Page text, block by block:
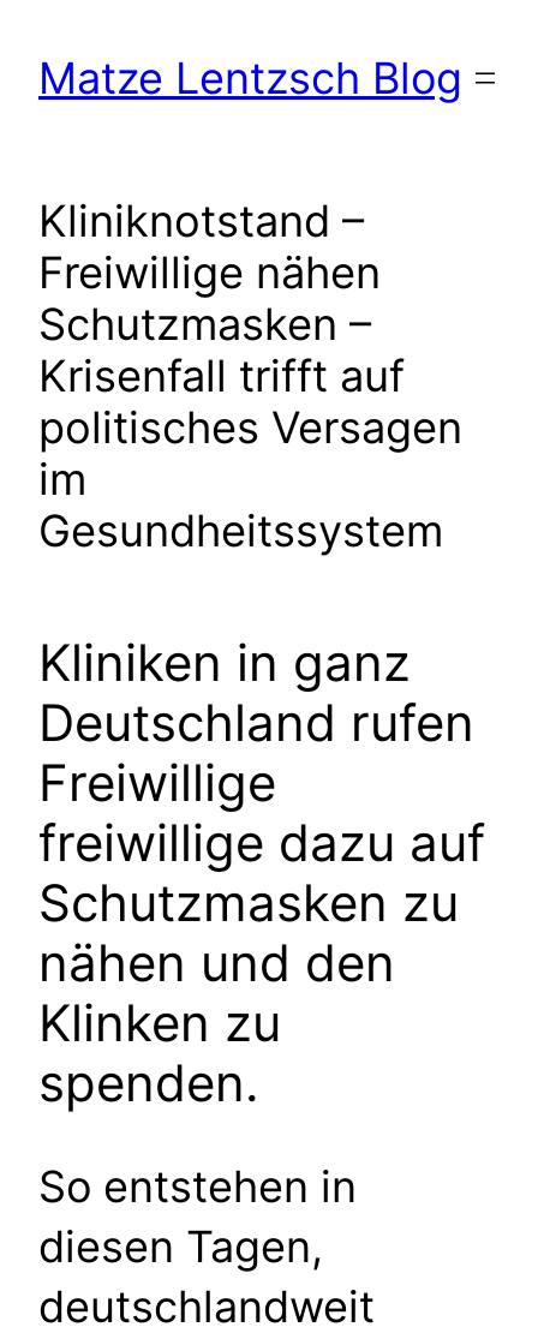
Inhalt
springen
Matze Lentzsch Blog
Kliniknotstand –
Freiwillige nähen
Schutzmasken –
Krisenfall trifft auf
politisches Versagen
im
Gesundheitssystem
Kliniken in ganz
Deutschland rufen
Freiwillige
freiwillige dazu auf
Schutzmasken zu
nähen und den
Klinken zu
spenden.
So entstehen in
diesen Tagen,
deutschlandweit